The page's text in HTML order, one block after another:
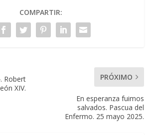
COMPARTIR:
Robert
XIV.
PRÓXIMO
En esperanza fuimos
salvados. Pascua del
Enfermo. 25 mayo 2025.